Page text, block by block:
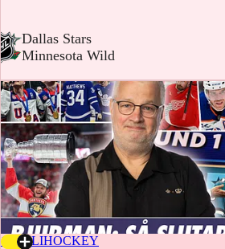
St. Louis Blues
-
Dallas Stars
-
Minnesota Wild
17 JULIHOCKEY